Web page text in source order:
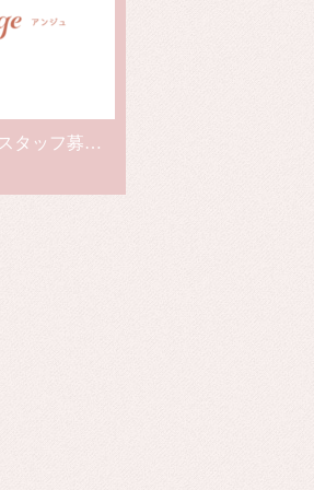
【求人募集】猫舎のお掃除スタッフ募集中！